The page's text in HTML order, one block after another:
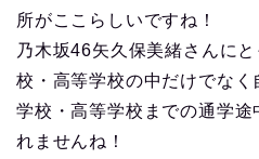
所がここらしいですね！
乃木坂46矢久保美緒さんに
校・高等学校の中だけでなく
学校・高等学校までの通学途
れませんね！